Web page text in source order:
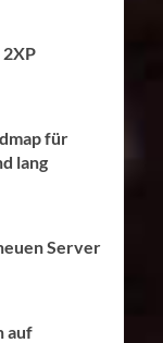
für
lang
Server
auf